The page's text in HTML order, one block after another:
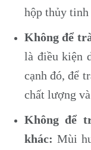
hộp thủy tinh
Không để
là điều kiện
cạnh đó, để
chất lượng
Không để
khác: Mùi